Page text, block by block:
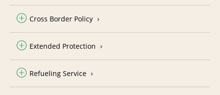
Cross Border Policy
Extended Protection
Refueling Service